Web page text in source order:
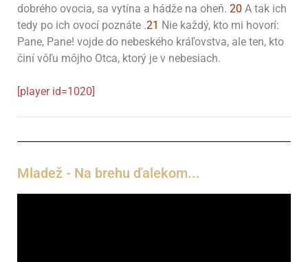
dobrého ovocia, sa vytína a hádže na oheň. 20 A tak ich
tedy po ich ovocí poznáte .21 Nie každý, kto mi hovorí:
Pane, Pane! vojde do nebeského kráľovstva, ale ten, kto
činí vôľu môjho Otca, ktorý je v nebesiach.
[player id=1020]
Mladež - Na brehu ďalekom...